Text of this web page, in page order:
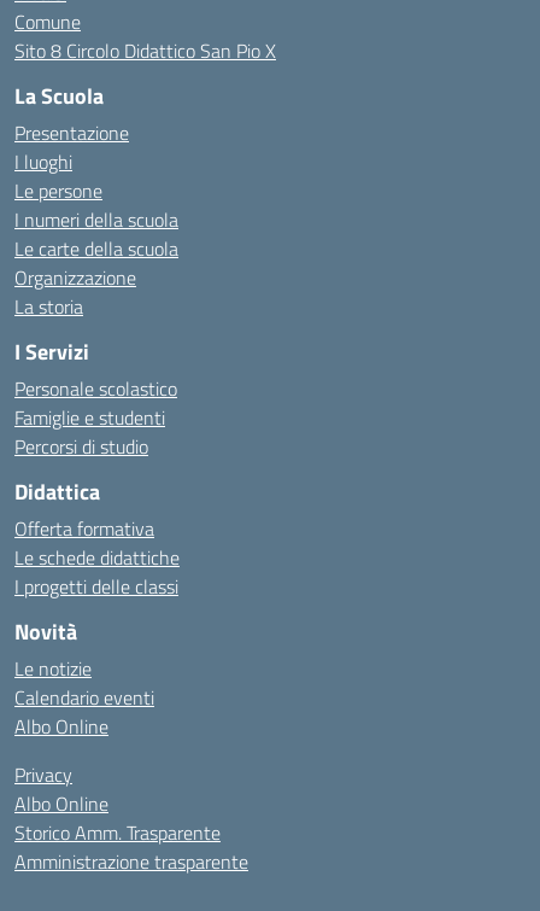
Comune
Sito 8 Circolo Didattico San Pio X
La Scuola
Presentazione
I luoghi
Le persone
I numeri della scuola
Le carte della scuola
Organizzazione
La storia
I Servizi
Personale scolastico
Famiglie e studenti
Percorsi di studio
Didattica
Offerta formativa
Le schede didattiche
I progetti delle classi
Novità
Le notizie
Calendario eventi
Albo Online
Privacy
Albo Online
Storico Amm. Trasparente
Amministrazione trasparente